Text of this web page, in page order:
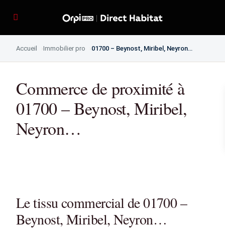
Accueil Immobilier pro 01700 – Beynost, Miribel, Neyron…
Commerce de proximité à
01700 – Beynost, Miribel,
Neyron…
Le tissu commercial de 01700 –
Beynost, Miribel, Neyron…